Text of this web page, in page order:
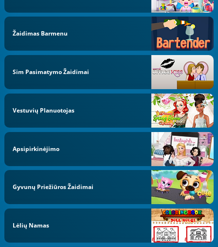
Žaidimas Barmenu
Sim Pasimatymo Žaidimai
Vestuvių Planuotojas
Apsipirkinėjimo
Gyvunų Priežiūros Žaidimai
Lėlių Namas